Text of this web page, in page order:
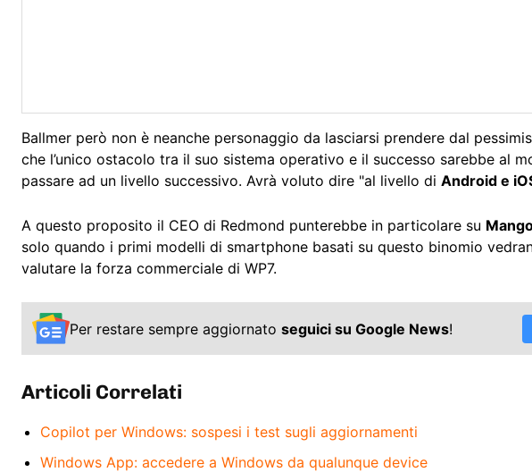
Ballmer però non è neanche personaggio da lasciarsi prendere dal
che l’unico ostacolo tra il suo sistema operativo e il successo sarebbe al
passare ad un livello successivo. Avrà voluto dire "al livello di Android e
A questo proposito il CEO di Redmond punterebbe in particolare su
solo quando i primi modelli di smartphone basati su questo binomio
valutare la forza commerciale di WP7.
Per restare sempre aggiornato seguici su Google News!
Articoli Correlati
Copilot per Windows: sospesi i test sugli aggiornamenti
Windows App: accedere a Windows da qualunque device